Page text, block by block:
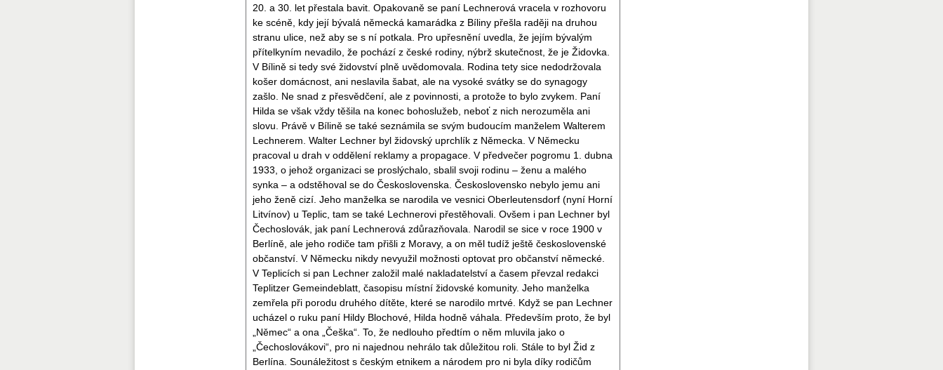
20. a 30. let přestala bavit. Opakovaně se paní Lechnerová vracela v rozhovoru
ke scéně, kdy její bývalá německá kamarádka z Bíliny přešla raději na druhou
stranu ulice, než aby se s ní potkala. Pro upřesnění uvedla, že jejím bývalým
přítelkyním nevadilo, že pochází z české rodiny, nýbrž skutečnost, že je Židovka.
V Bílině si tedy své židovství plně uvědomovala. Rodina tety sice nedodržovala
košer domácnost, ani neslavila šabat, ale na vysoké svátky se do synagogy
zašlo. Ne snad z přesvědčení, ale z povinnosti, a protože to bylo zvykem. Paní
Hilda se však vždy těšila na konec bohoslužeb, neboť z nich nerozuměla ani
slovu. Právě v Bílině se také seznámila se svým budoucím manželem Walterem
Lechnerem. Walter Lechner byl židovský uprchlík z Německa. V Německu
pracoval u drah v oddělení reklamy a propagace. V předvečer pogromu 1. dubna
1933, o jehož organizaci se proslýchalo, sbalil svoji rodinu – ženu a malého
synka – a odstěhoval se do Československa. Československo nebylo jemu ani
jeho ženě cizí. Jeho manželka se narodila ve vesnici Oberleutensdorf (nyní Horní
Litvínov) u Teplic, tam se také Lechnerovi přestěhovali. Ovšem i pan Lechner byl
Čechoslovák, jak paní Lechnerová zdůrazňovala. Narodil se sice v roce 1900 v
Berlíně, ale jeho rodiče tam přišli z Moravy, a on měl tudíž ještě československé
občanství. V Německu nikdy nevyužil možnosti optovat pro občanství německé.
V Teplicích si pan Lechner založil malé nakladatelství a časem převzal redakci
Teplitzer Gemeindeblatt, časopisu místní židovské komunity. Jeho manželka
zemřela při porodu druhého dítěte, které se narodilo mrtvé. Když se pan Lechner
ucházel o ruku paní Hildy Blochové, Hilda hodně váhala. Především proto, že byl
„Němec“ a ona „Češka“. To, že nedlouho předtím o něm mluvila jako o
„Čechoslovákovi“, pro ni najednou nehrálo tak důležitou roli. Stále to byl Žid z
Berlína. Sounáležitost s českým etnikem a národem pro ni byla díky rodičům